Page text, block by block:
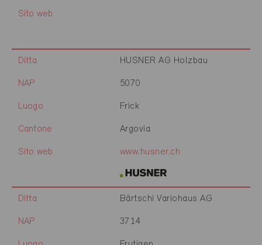
Sito web
Ditta HUSNER AG Holzbau
NAP 5070
Luogo Frick
Cantone Argovia
Sito web www.husner.ch
Ditta Bärtschi Variohaus AG
NAP 3714